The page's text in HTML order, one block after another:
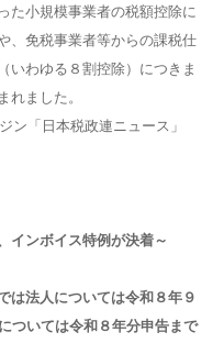
た小規模事業者の税額控除に
、免税事業者等からの課税仕
いわゆる８割控除）につきま
ました。
ン「日本税政連ニュース」
インボイス特例が決着～
法人については令和８年９
ついては令和８年分申告まで